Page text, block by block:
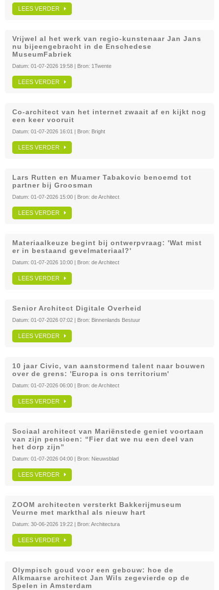
LEES VERDER
Vrijwel al het werk van regio-kunstenaar Jan Jans
nu bijeengebracht in de Enschedese
MuseumFabriek
Datum: 01-07-2026 19:58 | Bron: 1Twente
LEES VERDER
Co-architect van het internet zwaait af en kijkt nog
een keer vooruit
Datum: 01-07-2026 16:01 | Bron: Bright
LEES VERDER
Lars Rutten en Muamer Tabakovic benoemd tot
partner bij Groosman
Datum: 01-07-2026 15:00 | Bron: de Architect
LEES VERDER
Materiaalkeuze begint bij ontwerpvraag: 'Wat mist
er in bestaand gevelmateriaal?'
Datum: 01-07-2026 10:00 | Bron: de Architect
LEES VERDER
Senior Architect Digitale Overheid
Datum: 01-07-2026 07:02 | Bron: Binnenlands Bestuur
LEES VERDER
10 jaar Civic, van aanstormend talent naar bouwen
over de grens: 'Europa is ons territorium'
Datum: 01-07-2026 06:00 | Bron: de Architect
LEES VERDER
Sociaal architect van Mariënstede geniet voortaan
van zijn pensioen: “Fier dat we nu een deel van
het dorp zijn”
Datum: 01-07-2026 04:00 | Bron: Nieuwsblad
LEES VERDER
ZOOM architecten versterkt Bakkerijmuseum
Veurne met markthal als nieuw hart
Datum: 30-06-2026 19:22 | Bron: Architectura
LEES VERDER
Olympisch goud voor een gebouw: hoe de
Alkmaarse architect Jan Wils zegevierde op de
Spelen in Amsterdam